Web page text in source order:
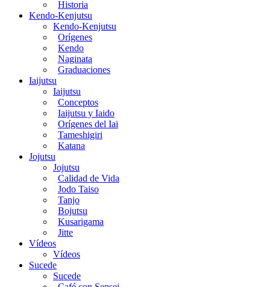
Historia
Kendo-Kenjutsu
Kendo-Kenjutsu
Orígenes
Kendo
Naginata
Graduaciones
Iaijutsu
Iaijutsu
Conceptos
Iaijutsu y Iaido
Orígenes del Iai
Tameshigiri
Katana
Jojutsu
Jojutsu
Calidad de Vida
Jodo Taiso
Tanjo
Bojutsu
Kusarigama
Jitte
Vídeos
Vídeos
Sucede
Sucede